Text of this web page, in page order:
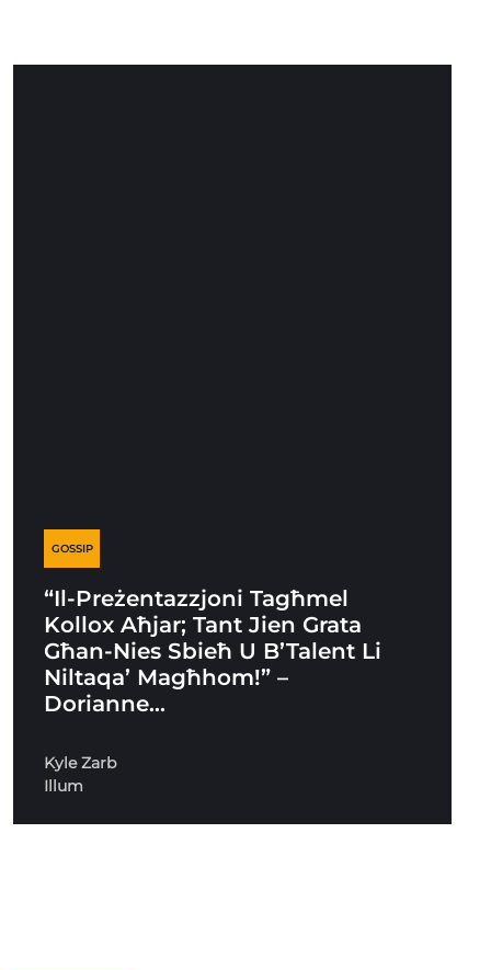
GOSSIP
“Il-Preżentazzjoni Tagħmel
Kollox Aħjar; Tant Jien Grata
Għan-Nies Sbieħ U B’Talent Li
Niltaqa’ Magħhom!” –
Dorianne…
Kyle Zarb
Illum